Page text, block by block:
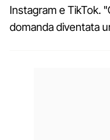
Instagram e TikTok.
domanda diventata